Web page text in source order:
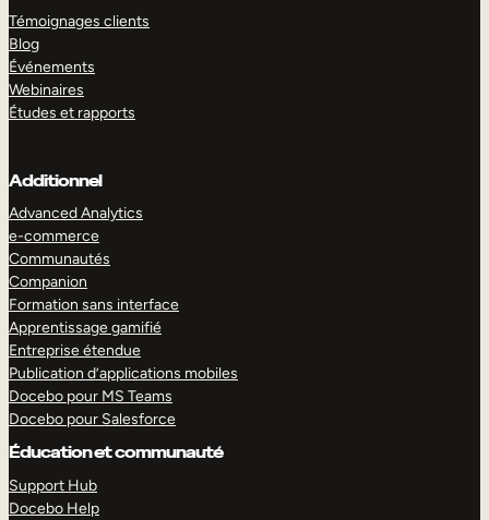
Témoignages clients
Blog
Événements
Webinaires
Études et rapports
Additionnel
Advanced Analytics
e-commerce
Communautés
Companion
Formation sans interface
Apprentissage gamifié
Entreprise étendue
Publication d’applications mobiles
Docebo pour MS Teams
Docebo pour Salesforce
Éducation et communauté
Support Hub
Docebo Help